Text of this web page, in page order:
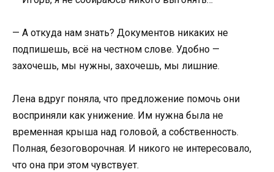
— А откуда нам знать? Документов никаких не
подпишешь, всё на честном слове. Удобно —
захочешь, мы нужны, захочешь, мы лишние.
Лена вдруг поняла, что предложение помочь они
восприняли как унижение. Им нужна была не
временная крыша над головой, а собственность.
Полная, безоговорочная. И никого не интересовало,
что она при этом чувствует.